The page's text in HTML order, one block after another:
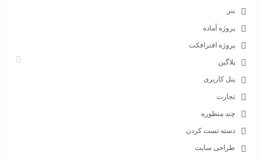
بنر
پروژه آماده
پروژه افترافکت
پلاگین
پنل کاربری
تجارت
چند منظوره
دسته تست کردن
طراحی سایت